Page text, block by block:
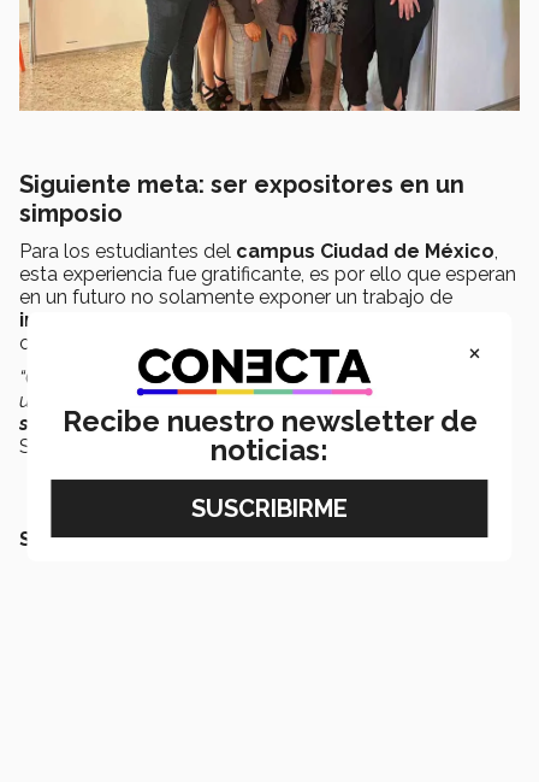
Siguiente meta: ser expositores en un
simposio
Para los estudiantes del campus Ciudad de México,
esta experiencia fue gratificante, es por ello que esperan
en un futuro no solamente exponer un trabajo de
investigación
otros
expertos en salud
“Creo que nuestra siguiente meta es no solamente hacer
un póster y exponer, sino que también hacer algún
simposio o alguna conferenciaen auditorios”,finalizó
Sara Velázquez.
SEGURO QUERRÁS LEER:
×
Recibe nuestro newsletter de
noticias: